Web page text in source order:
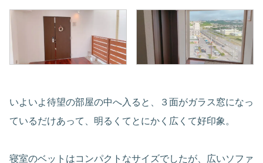
いよいよ待望の部屋の中へ入ると、３面がガラス窓になっ
ているだけあって、明るくてとにかく広くて好印象。
寝室のベットはコンパクトなサイズでしたが、広いソファ